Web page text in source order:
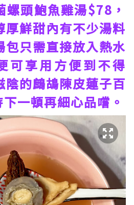
螺頭鮑魚雞湯$78，
厚鮮甜內有不少湯料
包只需直接放入熱水
可享用方便到不得
陰的鷓鴣陳皮蓮子百
一頓再細心品嚐。